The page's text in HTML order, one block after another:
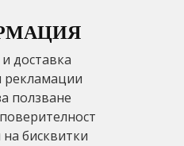
доставка
ползване
бисквитки